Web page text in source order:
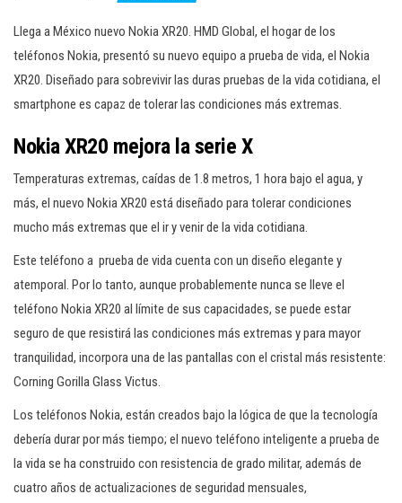
Llega a México nuevo Nokia XR20. HMD Global, el hogar de los
teléfonos Nokia, presentó su nuevo equipo a prueba de vida, el Nokia
XR20. Diseñado para sobrevivir las duras pruebas de la vida cotidiana, el
smartphone es capaz de tolerar las condiciones más extremas.
Nokia XR20 mejora la serie X
Temperaturas extremas, caídas de 1.8 metros, 1 hora bajo el agua, y
más, el nuevo Nokia XR20 está diseñado para tolerar condiciones
mucho más extremas que el ir y venir de la vida cotidiana.
Este teléfono a prueba de vida cuenta con un diseño elegante y
atemporal. Por lo tanto, aunque probablemente nunca se lleve el
teléfono Nokia XR20 al límite de sus capacidades, se puede estar
seguro de que resistirá las condiciones más extremas y para mayor
tranquilidad, incorpora una de las pantallas con el cristal más resistente:
Corning Gorilla Glass Victus.
Los teléfonos Nokia, están creados bajo la lógica de que la tecnología
debería durar por más tiempo; el nuevo teléfono inteligente a prueba de
la vida se ha construido con resistencia de grado militar, además de
cuatro años de actualizaciones de seguridad mensuales,